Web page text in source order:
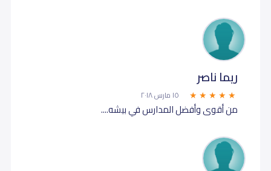
ريما ناصر
١٥ مارس ٢٠١٨
من أقوى وأفضل المدارس في بيشه....